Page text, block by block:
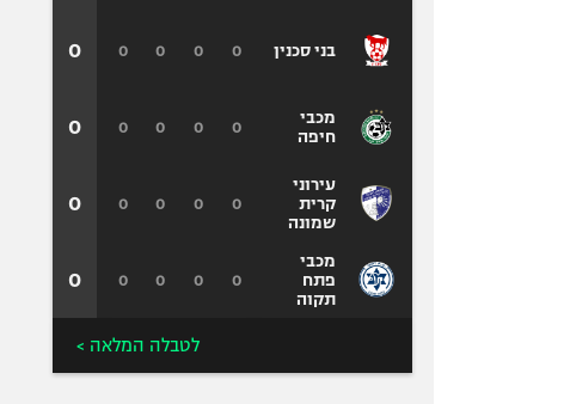
בני סכנין
מכבי
חיפה
עירוני
קרית
שמונה
מכבי
פתח
תקוה
0
0
0
0
0
0
0
0
0
0
0
0
0
0
0
0
0
0
0
0
לטבלה המלאה >